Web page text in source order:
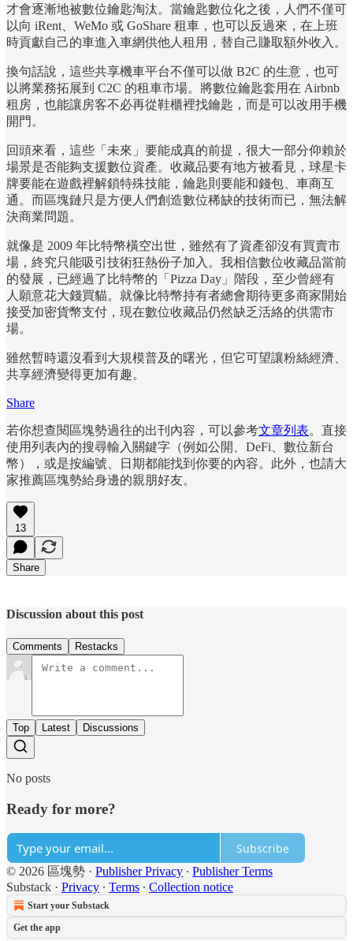
才會逐漸地被數位鑰匙淘汰。當鑰匙數位化之後，人們不僅可
以向 iRent、WeMo 或 GoShare 租車，也可以反過來，在上班
時貢獻自己的車進入車網供他人租用，替自己賺取額外收入。
換句話說，這些共享機車平台不僅可以做 B2C 的生意，也可
以將業務拓展到 C2C 的租車市場。將數位鑰匙套用在 Airbnb
租房，也能讓房客不必再從鞋櫃裡找鑰匙，而是可以改用手機
開門。
回頭來看，這些「未來」要能成真的前提，很大一部分仰賴於
場景是否能夠支援數位資產。收藏品要有地方被看見，球星卡
牌要能在遊戲裡解鎖特殊技能，鑰匙則要能和錢包、車商互
通。而區塊鏈只是方便人們創造數位稀缺的技術而已，無法解
決商業問題。
就像是 2009 年比特幣橫空出世，雖然有了資產卻沒有買賣市
場，終究只能吸引技術狂熱份子加入。我相信數位收藏品當前
的發展，已經過了比特幣的「Pizza Day」階段，至少曾經有
人願意花大錢買貓。就像比特幣持有者總會期待更多商家開始
接受加密貨幣支付，現在數位收藏品仍然缺乏活絡的供需市
場。
雖然暫時還沒看到大規模普及的曙光，但它可望讓粉絲經濟、
共享經濟變得更加有趣。
Share
若你想查閱區塊勢過往的出刊內容，可以參考文章列表。直接
使用列表內的搜尋輸入關鍵字（例如公開、DeFi、數位新台
幣），或是按編號、日期都能找到你要的內容。此外，也請大
家推薦區塊勢給身邊的親朋好友。
13
Share
Discussion about this post
Comments Restacks
Top Latest Discussions
No posts
Ready for more?
Subscribe
© 2026 區塊勢 · Publisher Privacy ∙ Publisher Terms
Substack · Privacy ∙ Terms ∙ Collection notice
Start your Substack
Get the app